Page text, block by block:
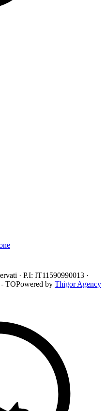
· P.I: IT11590990013 ·
- TOPowered by Thigor Agency